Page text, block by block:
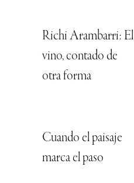
Richi Arambarri: El
vino, contado de
otra forma
Cuando el paisaje
marca el paso